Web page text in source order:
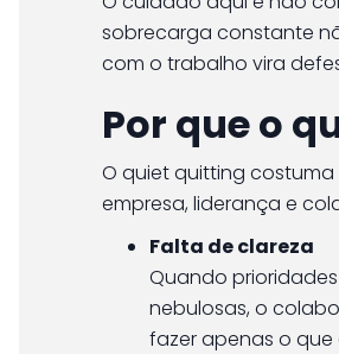
sobrecarga constante
com o trabalho vira
Por que o
O quiet quitting costuma
empresa, liderança e
Falta de clareza
Quando
nebulosas, o
fazer apenas o